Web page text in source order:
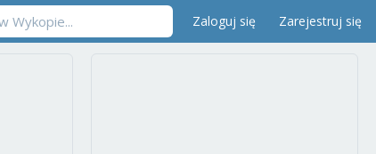
Zaloguj się Zarejestruj się